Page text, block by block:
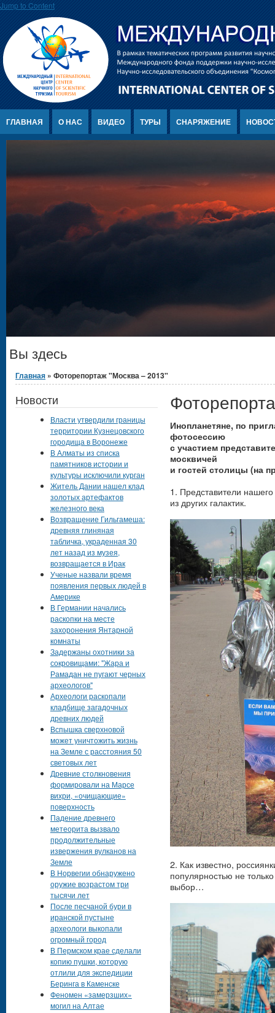
Jump to Content
ГЛАВНАЯ О НАС ВИДЕО ТУРЫ СНАРЯЖЕНИЕ
Вы здесь
Главная » Фоторепортаж "Москва – 2013"
Инопланетяне, по
фотосессию
с участием
москвичей
и гостей столицы (на
1. Представители нашего
из других галактик.
2. Как известно,
популярностью не
выбор…
Новости
Власти утвердили границы
территории Кузнецовского
городища в Воронеже
В Алматы из списка
памятников истории и
культуры исключили курган
Житель Дании нашел клад
золотых артефактов
железного века
Возвращение Гильгамеша:
древняя глиняная
табличка, украденная 30
лет назад из музея,
возвращается в Ирак
Ученые назвали время
появления первых людей в
Америке
В Германии начались
раскопки на месте
захоронения Янтарной
комнаты
Задержаны охотники за
сокровищами: "Жара и
Рамадан не пугают черных
археологов"
Археологи раскопали
кладбище загадочных
древних людей
Вспышка сверхновой
может уничтожить жизнь
на Земле с расстояния 50
световых лет
Древние столкновения
формировали на Марсе
вихри, «очищающие»
поверхность
Падение древнего
метеорита вызвало
продолжительные
извержения вулканов на
Земле
В Норвегии обнаружено
оружие возрастом три
тысячи лет
После песчаной бури в
иранской пустыне
археологи выкопали
огромный город
В Пермском крае сделали
копию пушки, которую
отлили для экспедиции
Беринга в Каменске
Феномен «замерзших»
могил на Алтае